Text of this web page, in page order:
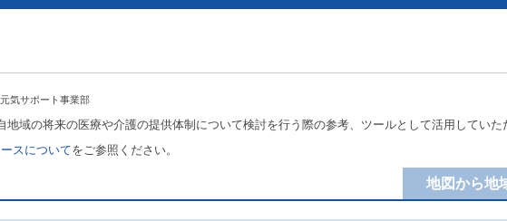
気サポート事業部
域の将来の医療や介護の提供体制について検討を行う際の参考、ツールとして活用してい
スについてをご参照ください。
地図から地